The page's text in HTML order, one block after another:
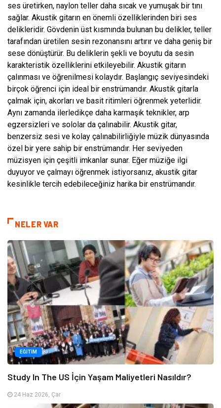
ses üretirken, naylon teller daha sıcak ve yumuşak bir tını
sağlar. Akustik gitarın en önemli özelliklerinden biri ses
delikleridir. Gövdenin üst kısmında bulunan bu delikler, teller
tarafından üretilen sesin rezonansını artırır ve daha geniş bir
sese dönüştürür. Bu deliklerin şekli ve boyutu da sesin
karakteristik özelliklerini etkileyebilir. Akustik gitarın
çalınması ve öğrenilmesi kolaydır. Başlangıç seviyesindeki
birçok öğrenci için ideal bir enstrümandır. Akustik gitarla
çalmak için, akorları ve basit ritimleri öğrenmek yeterlidir.
Aynı zamanda ilerledikçe daha karmaşık teknikler, arp
egzersizleri ve sololar da çalınabilir. Akustik gitar,
benzersiz sesi ve kolay çalınabilirliğiyle müzik dünyasında
özel bir yere sahip bir enstrümandır. Her seviyeden
müzisyen için çeşitli imkanlar sunar. Eğer müziğe ilgi
duyuyor ve çalmayı öğrenmek istiyorsanız, akustik gitar
kesinlikle tercih edebileceğiniz harika bir enstrümandır.
NELER VAR
EĞITIM
Study In The US İçin Yaşam Maliyetleri Nasıldır?
24 Haz 2026, Çar